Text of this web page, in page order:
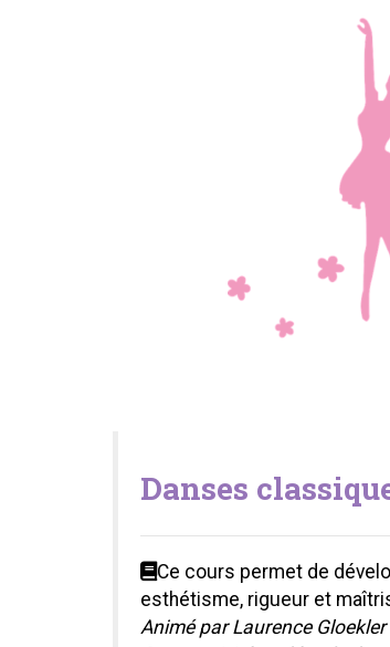
Danses
Ce cours permet de
esthétisme, rigueur et
Animé par Laurence Gloekler